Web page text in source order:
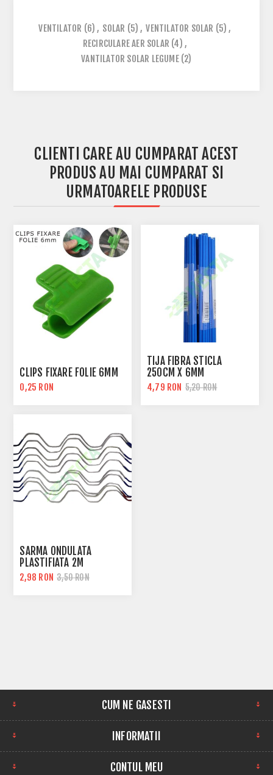
VENTILATOR (6) , SOLAR (5) , VENTILATOR SOLAR (5) ,
RECIRCULARE AER SOLAR (4) ,
VANTILATOR SOLAR LEGUME (2)
CLIENTI CARE AU CUMPARAT ACEST
PRODUS AU MAI CUMPARAT SI
URMATOARELE PRODUSE
CLIPS FIXARE FOLIE 6MM
0,25 RON
TIJA FIBRA STICLA
250CM X 6MM
4,79 RON 5,20 RON
SARMA ONDULATA
PLASTIFIATA 2M
2,98 RON 3,50 RON
CUM NE GASESTI
INFORMATII
CONTUL MEU